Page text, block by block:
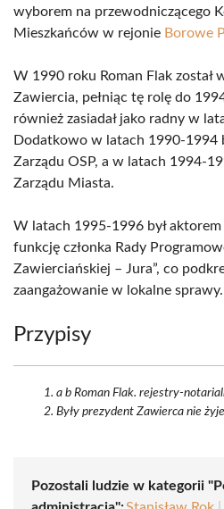
wyborem na przewodniczącego
Mieszkańców w rejonie Borowe
W 1990 roku Roman Flak został
Zawiercia, pełniąc tę rolę do
również zasiadał jako radny w
Dodatkowo w latach 1990-1994
Zarządu OSP, a w latach 1994-
Zarządu Miasta.
W latach 1995-1996 był
funkcję członka Rady
Zawierciańskiej – Jura”, co
zaangażowanie w lokalne sprawy.
Przypisy
a b Roman Flak. rejestry-
Były prezydent Zawierca nie
Pozostali ludzie w kategorii